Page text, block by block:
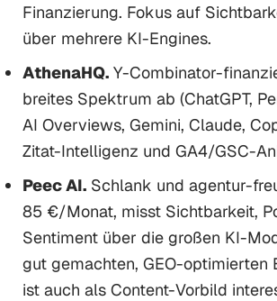
Finanzierung. Fokus auf
über mehrere KI-Engines.
AthenaHQ.Y-Combinator-
breites Spektrum ab (ChatGPT,
AI Overviews, Gemini, Claude,
Zitat-Intelligenz und GA4/GSC-
Peec AI.Schlank und agentur-
85 €/Monat, misst Sichtbarkeit,
Sentiment über die großen KI-
gut gemachten, GEO-optimierten
ist auch als Content-Vorbild